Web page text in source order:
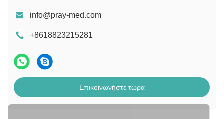
info@pray-med.com
+8618823215281
Επικοινωνήστε τώρα